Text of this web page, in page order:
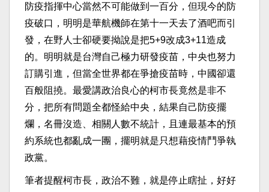
防疫指揮中心當然不可能做到一百分，但現今的防
疫破口，明明是華航機師在第十一天去了酒吧而引
發，在野人士卻硬要拗說是把5+9改成3+11造成
的。明明就是台灣自己極力研發疫苗，中央也努力
訂購引進，但當全世界都在爭搶疫苗時，中國卻還
百般阻撓。最愛講政治良心的柯市長竟然是非不
分，把所有問題全都怪給中央，結果自己防疫擺
爛，名冊沒造、相關人數不統計，且連最基本的預
約系統也都亂成一團，擺明就是只想藉疫情鬥爭執
政黨。
筆者提醒柯市長，政治不難，就是停止瞎扯，好好